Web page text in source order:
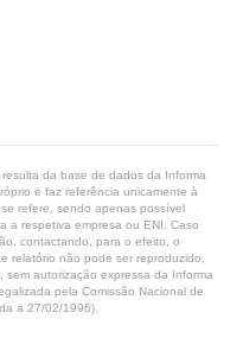
da base de dados da Informa
e faz referência unicamente à
refere, sendo apenas possível
a respetiva empresa ou ENI. Caso
contactando, para o efeito, o
relatório não pode ser reproduzido,
autorização expressa da Informa
pela Comissão Nacional de
a 27/02/1996).